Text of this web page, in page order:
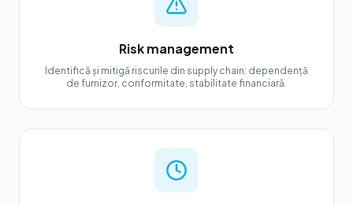
Risk management
Identifică și mitigă riscurile din supply chain: dependență
de furnizor, conformitate, stabilitate financiară.